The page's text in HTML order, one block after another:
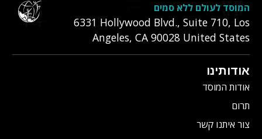
המוסד לעולם ללא סמים
6331‎ Hollywood Blvd., Suite 710, Los
Angeles, CA 90028 United States
אודותינו
אודות המוסד
תרום
צור איתנו קשר